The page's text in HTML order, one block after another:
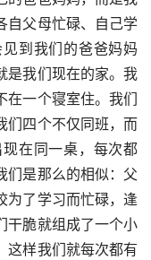
自父母忙碌、自己学
到我们的爸爸妈妈
是我们现在的家。我
在一个寝室住。我们
们四个不仅同班，而
在同一桌，每次都
们是那么的相似：父
为了学习而忙碌，逢
干脆就组成了一个小
这样我们就每次都有